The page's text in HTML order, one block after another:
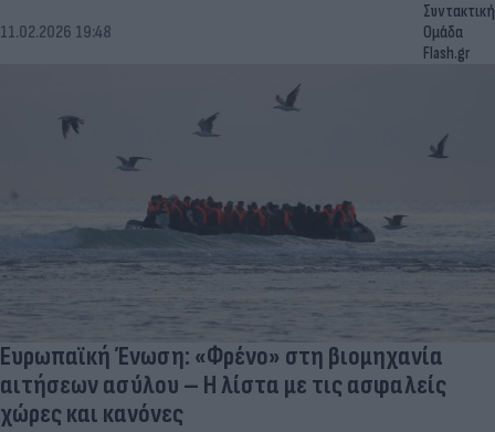
11.02.2026 19:48
Συντακτική
Ομάδα
Flash.gr
Ευρωπαϊκή Ένωση: «Φρένο» στη βιομηχανία
αιτήσεων ασύλου – Η λίστα με τις ασφαλείς
χώρες και κανόνες